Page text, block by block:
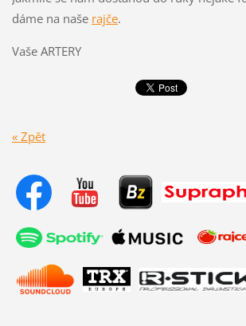
dáme na naše rajče.
Vaše ARTERY
« Zpět